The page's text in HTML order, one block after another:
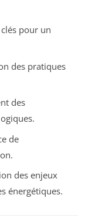
pour un
des pratiques
des
de
des enjeux
énergétiques.